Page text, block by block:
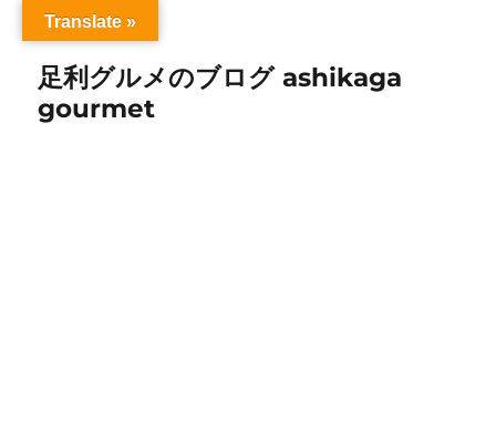
足利グルメのブログ ashikaga
gourmet
Translate »